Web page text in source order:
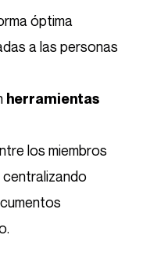
óptima
a las personas
herramientas
los miembros
centralizando